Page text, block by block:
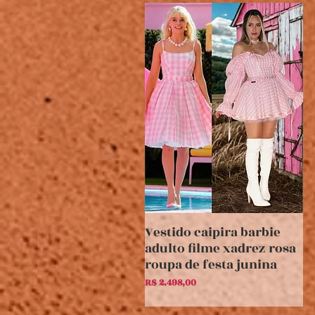
Visualização rápida
Vestido caipira barbie
adulto filme xadrez rosa
roupa de festa junina
Preço
R$ 2.498,00